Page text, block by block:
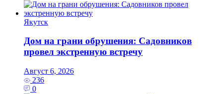
Якутск
Дом на грани обрушения: Садовников
провел экстренную встречу
Август 6, 2026
236
0